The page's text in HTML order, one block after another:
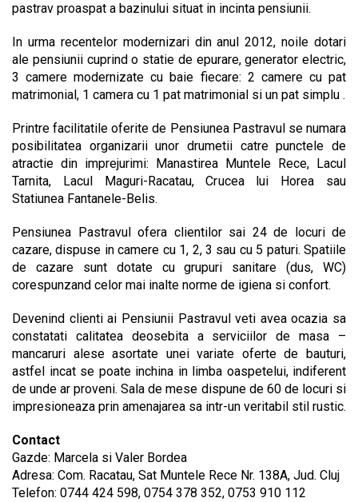
pastrav proaspat a bazinului situat in incinta pensiunii.
In urma recentelor modernizari din anul 2012, noile dotari
ale pensiunii cuprind o statie de epurare, generator electric,
3 camere modernizate cu baie fiecare: 2 camere cu pat
matrimonial, 1 camera cu 1 pat matrimonial si un pat simplu .
Printre facilitatile oferite de Pensiunea Pastravul se numara
posibilitatea organizarii unor drumetii catre punctele de
atractie din imprejurimi: Manastirea Muntele Rece, Lacul
Tarnita, Lacul Maguri-Racatau, Crucea lui Horea sau
Statiunea Fantanele-Belis.
Pensiunea Pastravul ofera clientilor sai 24 de locuri de
cazare, dispuse in camere cu 1, 2, 3 sau cu 5 paturi. Spatiile
de cazare sunt dotate cu grupuri sanitare (dus, WC)
corespunzand celor mai inalte norme de igiena si confort.
Devenind clienti ai Pensiunii Pastravul veti avea ocazia sa
constatati calitatea deosebita a serviciilor de masa –
mancaruri alese asortate unei variate oferte de bauturi,
astfel incat se poate inchina in limba oaspetelui, indiferent
de unde ar proveni. Sala de mese dispune de 60 de locuri si
impresioneaza prin amenajarea sa intr-un veritabil stil rustic.
Contact
Gazde: Marcela si Valer Bordea
Adresa: Com. Racatau, Sat Muntele Rece Nr. 138A, Jud. Cluj
Telefon: 0744 424 598, 0754 378 352, 0753 910 112